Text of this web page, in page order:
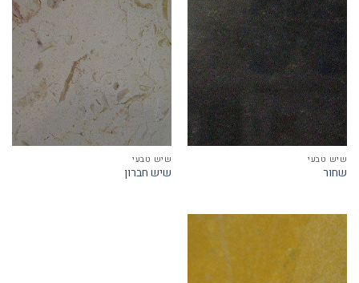
שיש טבעי
שחור
שיש טבעי
שיש חברון